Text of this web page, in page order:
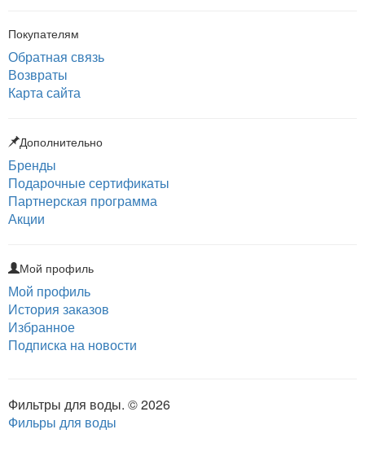
Покупателям
Обратная связь
Возвраты
Карта сайта
Дополнительно
Бренды
Подарочные сертификаты
Партнерская программа
Акции
Мой профиль
Мой профиль
История заказов
Избранное
Подписка на новости
Фильтры для воды. © 2026
Фильры для воды